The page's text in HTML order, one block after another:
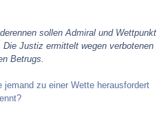
sollen Admiral und Wettpunkt
Justiz ermittelt wegen verbotenen
Betrugs.
zu einer Wette herausfordert